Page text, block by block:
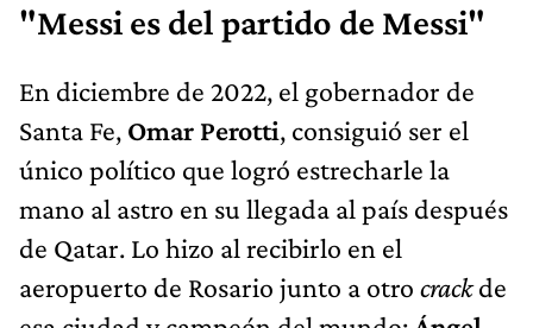
"Messi es del partido de Messi"
En diciembre de 2022, el gobernador de
Santa Fe, Omar Perotti, consiguió ser el
único político que logró estrecharle la
mano al astro en su llegada al país después
de Qatar. Lo hizo al recibirlo en el
aeropuerto de Rosario junto a otro crackde